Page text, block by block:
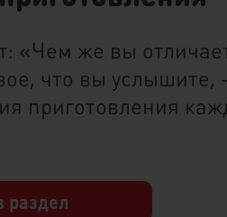
«Чем же вы
что вы услышите,
приготовления
раздел